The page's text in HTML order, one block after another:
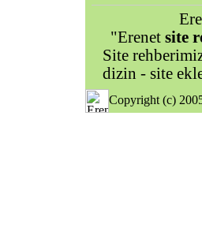
"Erenet site
Site
dizin - site
Copyright (c)